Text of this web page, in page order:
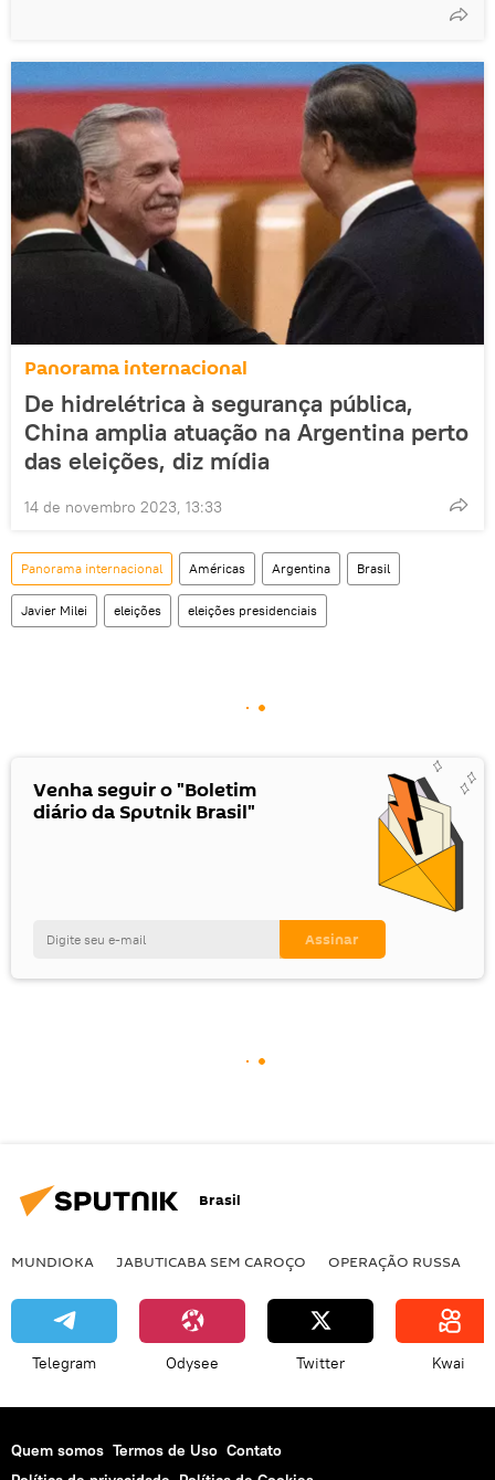
Panorama internacional
De hidrelétrica à segurança pública,
China amplia atuação na Argentina perto
das eleições, diz mídia
14 de novembro 2023, 13:33
Panorama internacional Américas Argentina Brasil
Javier Milei eleições eleições presidenciais
Venha seguir o "Boletim
diário da Sputnik Brasil"
Brasil
MUNDIOKA JABUTICABA SEM CAROÇO OPERAÇÃO RUSSA
Telegram Odysee Twitter Kwai
Quem somos Termos de Uso Contato